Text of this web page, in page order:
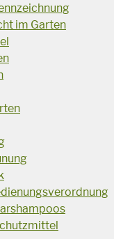
im Garten